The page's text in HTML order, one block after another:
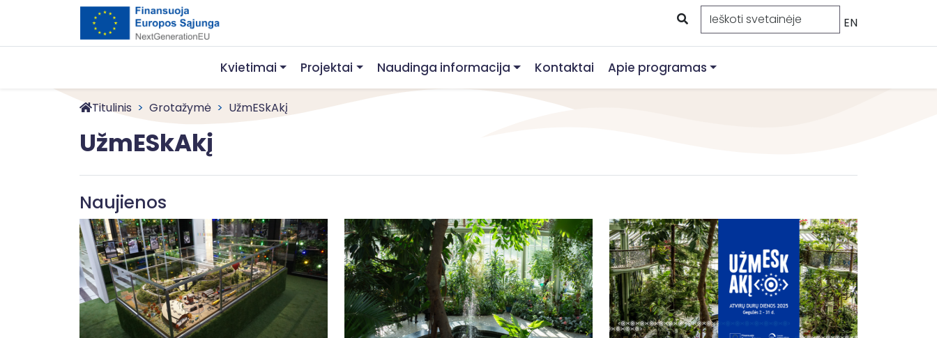
EN
Kvietimai Projektai Naudinga informacija Kontaktai Apie programas
Titulinis Grotažymė UžmESkAkį
UžmESkAkį
Naujienos